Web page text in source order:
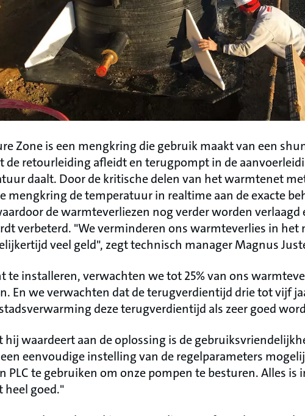
Zone is een mengkring die gebruik maakt van een
de retourleiding afleidt en terugpompt in de
daalt. Door de kritische delen van het warmtenet
mengkring de temperatuur in realtime aan de exacte
de warmteverliezen nog verder worden
verbeterd. "We verminderen ons warmteverlies in het
veel geld", zegt technisch manager Magnus
te installeren, verwachten we tot 25% van ons
En we verwachten dat de terugverdientijd drie tot vijf
deze terugverdientijd als zeer goed
hij waardeert aan de oplossing is de
eenvoudige instelling van de regelparameters
PLC te gebruiken om onze pompen te besturen. Alles is
heel goed."